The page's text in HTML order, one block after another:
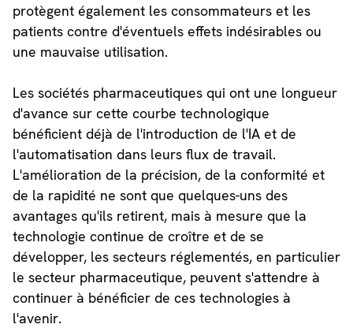
protègent également les consommateurs et les
patients contre d'éventuels effets indésirables ou
une mauvaise utilisation.
Les sociétés pharmaceutiques qui ont une longueur
d'avance sur cette courbe technologique
bénéficient déjà de l'introduction de l'IA et de
l'automatisation dans leurs flux de travail.
L'amélioration de la précision, de la conformité et
de la rapidité ne sont que quelques-uns des
avantages qu'ils retirent, mais à mesure que la
technologie continue de croître et de se
développer, les secteurs réglementés, en particulier
le secteur pharmaceutique, peuvent s'attendre à
continuer à bénéficier de ces technologies à
l'avenir.